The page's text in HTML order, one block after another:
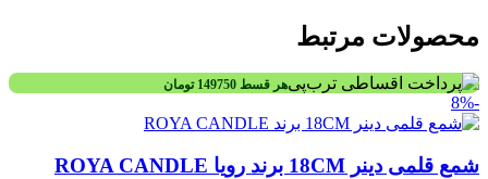
محصولات مرتبط
هر قسط 149750 تومان
-8%
شمع قلمی دینر 18CM برند رویا ROYA CANDLE